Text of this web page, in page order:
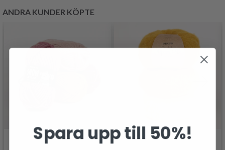
ANDRA KUNDER KÖPTE
Spara upp till 50%!